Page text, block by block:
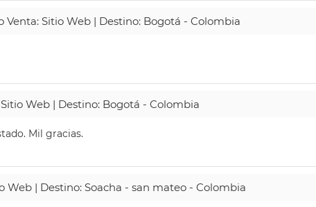
Venta: Sitio Web | Destino: Bogotá - Colombia
Web | Destino: Bogotá - Colombia
Mil gracias.
Web | Destino: Soacha - san mateo - Colombia